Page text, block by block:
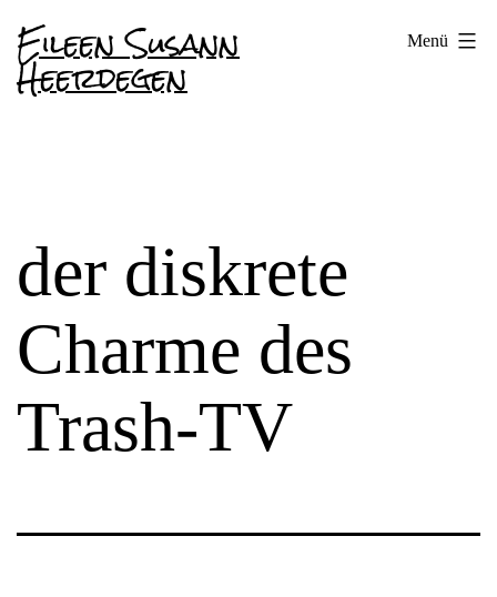
Inhalt
springen
Eileen Susann
Heerdegen
Menü
der diskrete
Charme des
Trash-TV